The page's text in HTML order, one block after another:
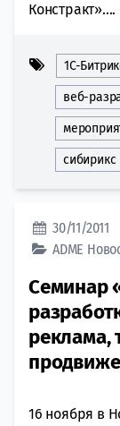
Констракт»....
1С-
веб-
сибирикс
30/11/2011
ADME
Семинар
реклама,
16 ноября в